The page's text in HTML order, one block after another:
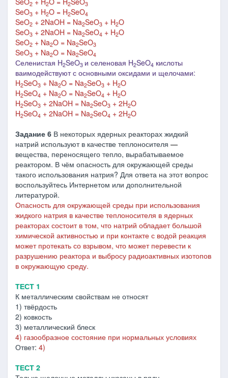
2 2 2 3
SeO3 + H2O = H2SeO4
SeO2 + 2NaOH = Na2SeO3 + H2O
SeO3 + 2NaOH = Na2SeO4 + H2O
SeO2 + Na2O = Na2SeO3
SeO3 + Na2O = Na2SeO4
Селенистая H2SeO3 и селеновая H2SeO4 кислоты
ваимодействуют с основными оксидами и щелочами:
H2SeO3 + Na2O = Na2SeO3 + H2O
H2SeO4 + Na2O = Na2SeO4 + H2O
H2SeO3 + 2NaOH = Na2SeO3 + 2H2O
H2SeO4 + 2NaOH = Na2SeO4 + 2H2O
Задание 6 В некоторых ядерных реакторах жидкий
натрий используют в качестве теплоносителя ―
вещества, переносящего тепло, вырабатываемое
реактором. В чём опасность для окружающей среды
такого использования натрия? Для ответа на этот вопрос
воспользуйтесь Интернетом или дополнительной
литературой.
Опасность для окружающей среды при использования
жидкого натрия в качестве теплоносителя в ядерных
реакторах состоит в том, что натрий обладает большой
химической активностью и при контакте с водой реакция
может протекать со взрывом, что может перевести к
разрушению реактора и выбросу радиоактивных изотопов
в окружающую среду.
ТЕСТ 1
К металлическим свойствам не относят
1) твёрдость
2) ковкость
3) металлический блеск
4) газообразное состояние при нормальных условиях
Ответ: 4)
ТЕСТ 2